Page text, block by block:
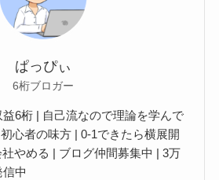
ぱっぴぃ
6桁ブロガー
6桁 | 自己流なので理論を学んで
心者の味方 | 0-1できたら横展開
やめる | ブログ仲間募集中 | 3万
中